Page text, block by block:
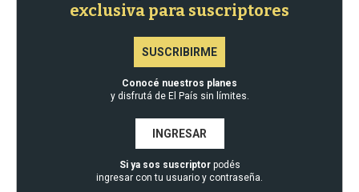
exclusiva para suscriptores
SUSCRIBIRME
Conocé nuestros planes
y disfrutá de El País sin límites.
INGRESAR
Si ya sos suscriptorpodés
ingresar con tu usuario y contraseña.